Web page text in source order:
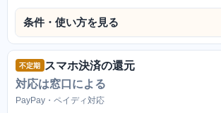
条件・使い方を見る
不定期
スマホ決済の還元
対応は窓口による
PayPay・ペイディ対応